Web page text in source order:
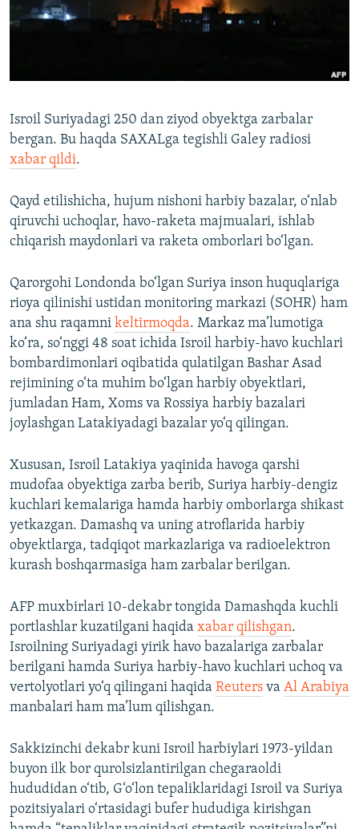
Isroil Suriyadagi 250 dan ziyod obyektga zarbalar
bergan. Bu haqda SAXALga tegishli Galey radiosi
xabar qildi.
Qayd etilishicha, hujum nishoni harbiy bazalar, o‘nlab
qiruvchi uchoqlar, havo-raketa majmualari, ishlab
chiqarish maydonlari va raketa omborlari bo‘lgan.
Qarorgohi Londonda bo‘lgan Suriya inson huquqlariga
rioya qilinishi ustidan monitoring markazi (SOHR) ham
ana shu raqamni keltirmoqda. Markaz ma’lumotiga
ko‘ra, so‘nggi 48 soat ichida Isroil harbiy-havo kuchlari
bombardimonlari oqibatida qulatilgan Bashar Asad
rejimining o‘ta muhim bo‘lgan harbiy obyektlari,
jumladan Ham, Xoms va Rossiya harbiy bazalari
joylashgan Latakiyadagi bazalar yo‘q qilingan.
Xususan, Isroil Latakiya yaqinida havoga qarshi
mudofaa obyektiga zarba berib, Suriya harbiy-dengiz
kuchlari kemalariga hamda harbiy omborlarga shikast
yetkazgan. Damashq va uning atroflarida harbiy
obyektlarga, tadqiqot markazlariga va radioelektron
kurash boshqarmasiga ham zarbalar berilgan.
AFP muxbirlari 10-dekabr tongida Damashqda kuchli
portlashlar kuzatilgani haqida xabar qilishgan.
Isroilning Suriyadagi yirik havo bazalariga zarbalar
berilgani hamda Suriya harbiy-havo kuchlari uchoq va
vertolyotlari yo‘q qilingani haqida Reuters va Al Arabiya
manbalari ham ma’lum qilishgan.
Sakkizinchi dekabr kuni Isroil harbiylari 1973-yildan
buyon ilk bor qurolsizlantirilgan chegaraoldi
hududidan o‘tib, G‘o‘lon tepaliklaridagi Isroil va Suriya
pozitsiyalari o‘rtasidagi bufer hududiga kirishgan